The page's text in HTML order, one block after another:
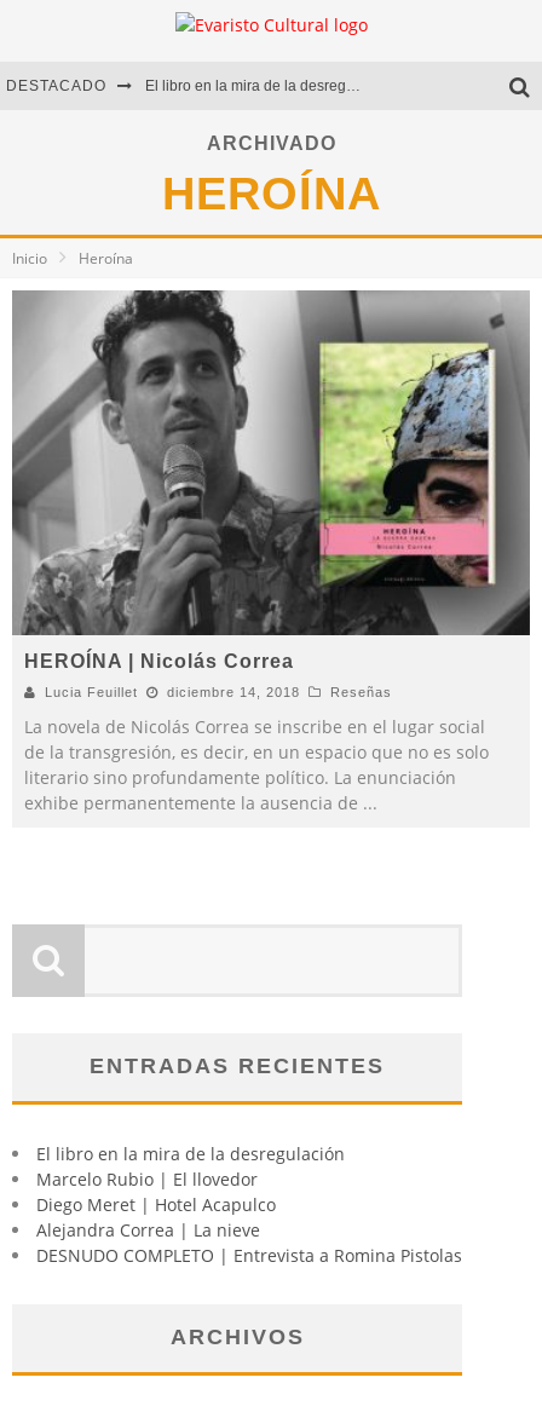
DESTACADO El libro en la mira de la desregulación
Marcelo Rubio | El llovedor
Diego Meret | Hotel Acapulco
Alejandra Correa | La nieve
ARCHIVADO
HEROÍNA
Inicio Heroína
HEROÍNA | Nicolás Correa
Lucia Feuillet diciembre 14, 2018 Reseñas
La novela de Nicolás Correa se inscribe en el lugar social
de la transgresión, es decir, en un espacio que no es solo
literario sino profundamente político. La enunciación
exhibe permanentemente la ausencia de ...
ENTRADAS RECIENTES
El libro en la mira de la desregulación
Marcelo Rubio | El llovedor
Diego Meret | Hotel Acapulco
Alejandra Correa | La nieve
DESNUDO COMPLETO | Entrevista a Romina Pistolas
ARCHIVOS